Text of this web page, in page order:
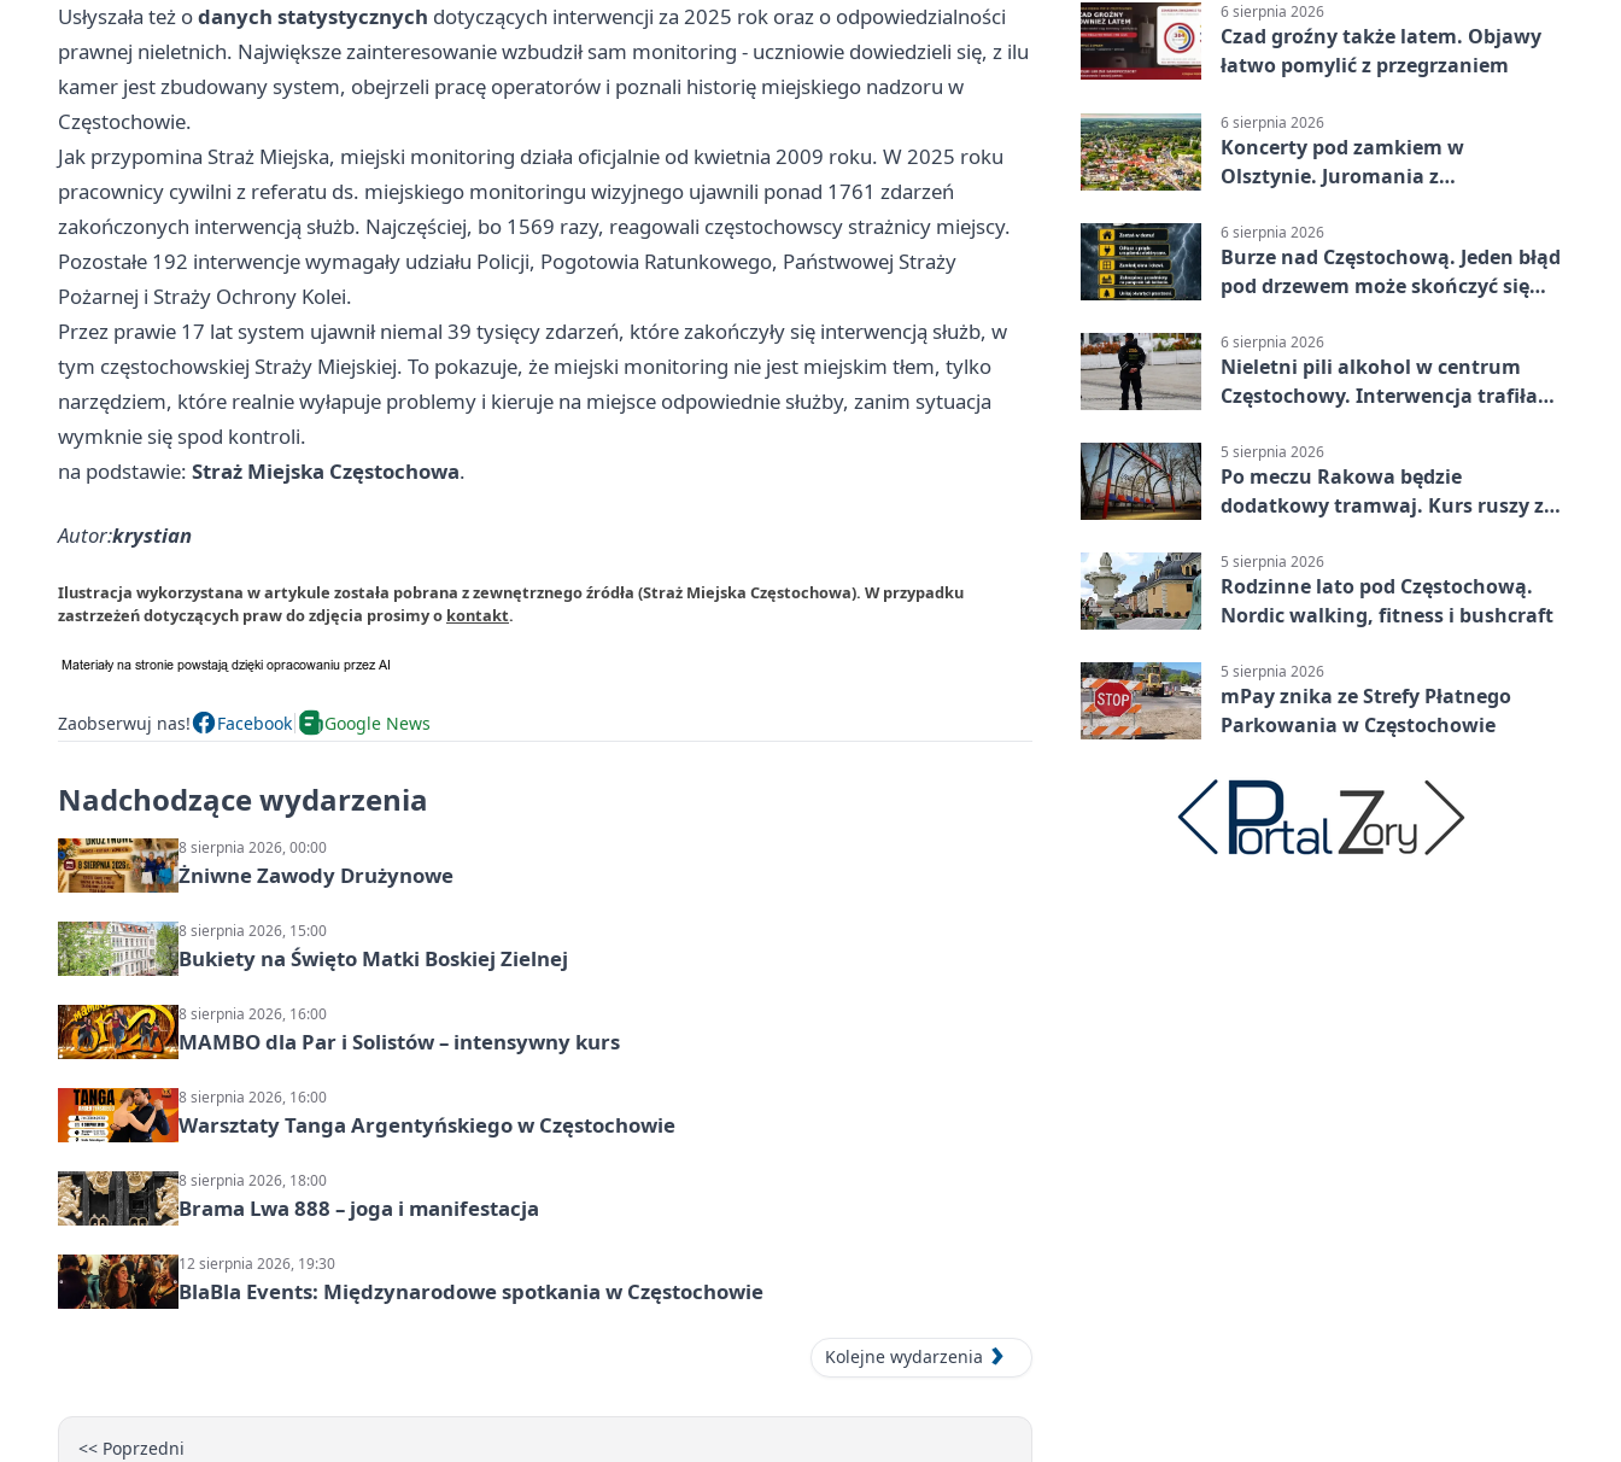
Usłyszała też odanych statystycznych dotyczących interwencji za 2025 rok oraz o odpowiedzialności
prawnej nieletnich. Największe zainteresowanie wzbudził sam monitoring - uczniowie dowiedzieli się, z ilu
kamer jest zbudowany system, obejrzeli pracę operatorów i poznali historię miejskiego nadzoru w
Częstochowie.
Jak przypomina Straż Miejska, miejski monitoring działa oficjalnie od kwietnia 2009 roku. W 2025 roku
pracownicy cywilni z referatu ds. miejskiego monitoringu wizyjnego ujawnili ponad 1761 zdarzeń
zakończonych interwencją służb. Najczęściej, bo 1569 razy, reagowali częstochowscy strażnicy miejscy.
Pozostałe 192 interwencje wymagały udziału Policji, Pogotowia Ratunkowego, Państwowej Straży
Pożarnej i Straży Ochrony Kolei.
Przez prawie 17 lat system ujawnił niemal 39 tysięcy zdarzeń, które zakończyły się interwencją służb, w
tym częstochowskiej Straży Miejskiej. To pokazuje, że miejski monitoring nie jest miejskim tłem, tylko
narzędziem, które realnie wyłapuje problemy i kieruje na miejsce odpowiednie służby, zanim sytuacja
wymknie się spod kontroli.
na podstawie: Straż Miejska Częstochowa.
Autor:krystian
Ilustracja wykorzystana w artykule została pobrana z zewnętrznego źródła (Straż Miejska Częstochowa). W przypadku
zastrzeżeń dotyczących praw do zdjęcia prosimy o kontakt.
Zaobserwuj nas! Facebook Google News
Nadchodzące wydarzenia
8 sierpnia 2026, 00:00
Żniwne Zawody Drużynowe
8 sierpnia 2026, 15:00
Bukiety na Święto Matki Boskiej Zielnej
8 sierpnia 2026, 16:00
MAMBO dla Par i Solistów – intensywny kurs
8 sierpnia 2026, 16:00
Warsztaty Tanga Argentyńskiego w Częstochowie
8 sierpnia 2026, 18:00
Brama Lwa 888 – joga i manifestacja
12 sierpnia 2026, 19:30
BlaBla Events: Międzynarodowe spotkania w Częstochowie
Kolejne wydarzenia
<< Poprzedni
6 sierpnia 2026
Czad groźny także latem. Objawy
łatwo pomylić z przegrzaniem
6 sierpnia 2026
Koncerty pod zamkiem w
Olsztynie. Juromania z
6 sierpnia 2026
Burze nad Częstochową. Jeden błąd
pod drzewem może skończyć się
6 sierpnia 2026
Nieletni pili alkohol w centrum
Częstochowy. Interwencja trafiła
5 sierpnia 2026
Po meczu Rakowa będzie
dodatkowy tramwaj. Kurs ruszy ze
5 sierpnia 2026
Rodzinne lato pod Częstochową.
Nordic walking, fitness i bushcraft
5 sierpnia 2026
mPay znika ze Strefy Płatnego
Parkowania w Częstochowie